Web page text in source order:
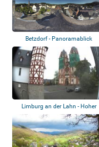
Betzdorf - Panoramablick
Limburg an der Lahn - Hoher
Dom, Neumark...